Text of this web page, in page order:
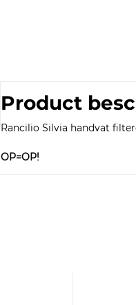
Product
Rancilio Silvia handvat
OP=OP!